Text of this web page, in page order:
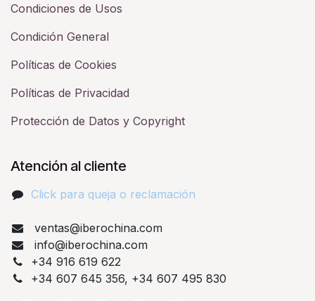
Condiciones de Usos
Condición General
Políticas de Cookies
Políticas de Privacidad
Protección de Datos y Copyright
Atención al cliente
Click para queja o reclamación​
ventas@iberochina.com
info@iberochina.com
+34 916 619 622
+34 607 645 356, +34 607 495 830